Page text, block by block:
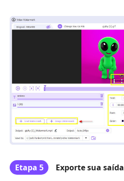
Etapa 5
Exporte sua saída